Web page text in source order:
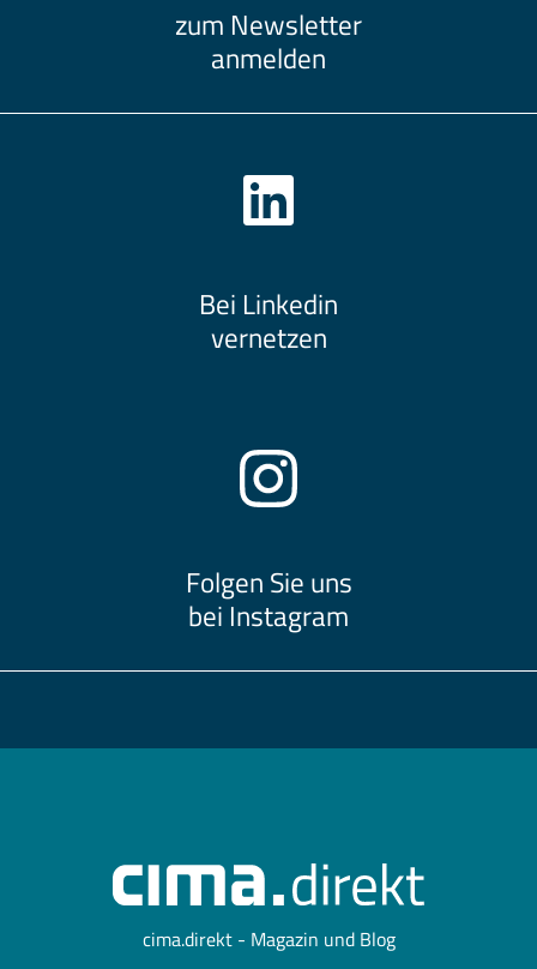
zum Newsletter
anmelden
Bei Linkedin
vernetzen
Folgen Sie uns
bei Instagram
cima.direkt - Magazin und Blog